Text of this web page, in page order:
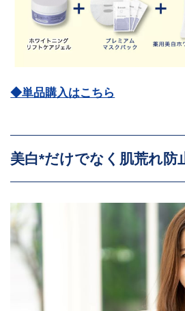
◆単品購入はこちら
美白*だけでなく肌荒れ防